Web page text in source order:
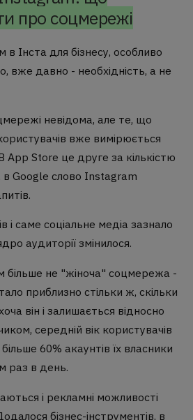
про соцмережі
Інста для бізнесу, особливо
вже давно - необхідність, а не
невідома, але те, що
вже вимірюється
App Store це друге за кількістю
Google слово Instagram
і саме соціальне медіа зазнало
аудиторії змінилося.
більше не "жіноча" соцмережа -
приблизно стільки ж, скільки
він і залишається відносно
середній вік користувачів
60% акаунтів їх власники
раз в день.
і рекламні можливості
бізнес-інструментів, в